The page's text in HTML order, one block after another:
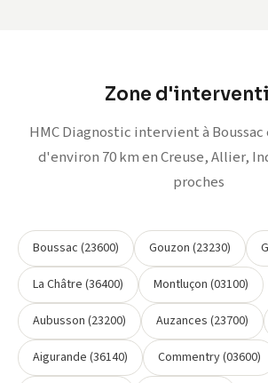
Zone
HMC Diagnostic intervient à Boussac
d'environ 70 km en Creuse, Allier,
proches
Boussac (23600) Gouzon (23230)
La Châtre (36400) Montluçon (03100)
Aubusson (23200) Auzances (23700)
Aigurande (36140) Commentry (03600)